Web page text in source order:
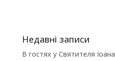
Недавні записи
В гостях у Святителя Іоана